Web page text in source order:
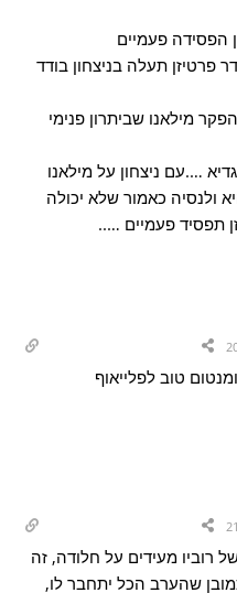
פרטיזן תעלה בניצחון בודד
מילאנו שביתרון פנימי
….עם ניצחון על מילאנו
כאמור שלא יכולה
תפסיד פעמיים …..
טוב לפלייאוף
רוביו מעידים על חלודה, זה
שהערב הכל יתחבר לו,